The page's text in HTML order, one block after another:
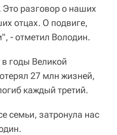
разговор о наших
отцах. О подвиге,
- отметил Володин.
в годы Великой
27 млн жизней,
каждый третий.
семьи, затронула нас